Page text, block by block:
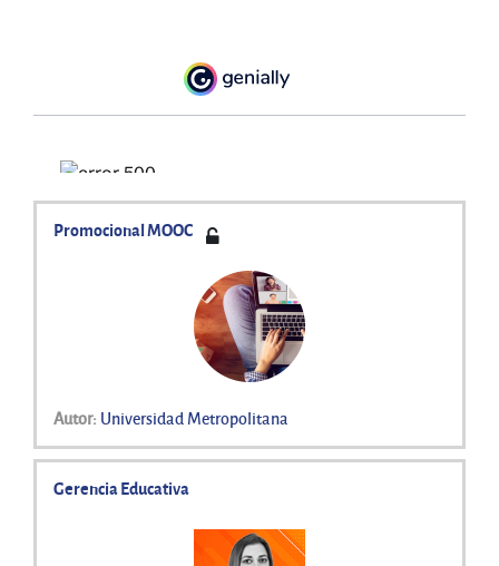
Promocional MOOC
Autor: Universidad Metropolitana
Gerencia Educativa